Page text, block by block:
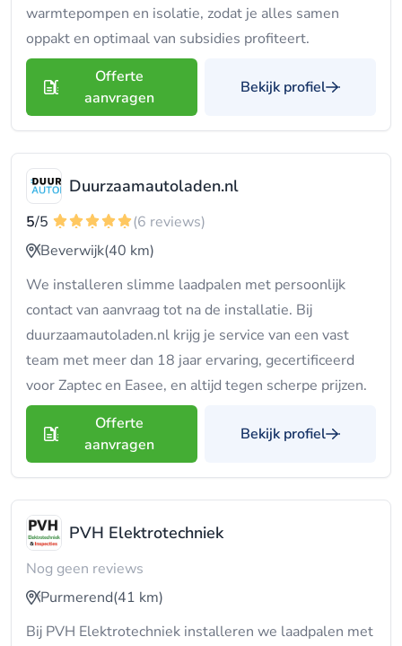
warmtepompen en isolatie, zodat je alles samen
oppakt en optimaal van subsidies profiteert.
Offerte
aanvragen
Bekijk profiel
Duurzaamautoladen.nl
5/5
(6 reviews)
Beverwijk(40 km)
We installeren slimme laadpalen met persoonlijk
contact van aanvraag tot na de installatie. Bij
duurzaamautoladen.nl krijg je service van een vast
team met meer dan 18 jaar ervaring, gecertificeerd
voor Zaptec en Easee, en altijd tegen scherpe prijzen.
Offerte
aanvragen
Bekijk profiel
PVH Elektrotechniek
Nog geen reviews
Purmerend(41 km)
Bij PVH Elektrotechniek installeren we laadpalen met